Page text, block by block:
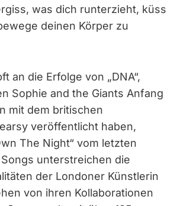
was dich runterzieht, küss
deinen Körper zu
an die Erfolge von „DNA“,
Sophie and the Giants Anfang
mit dem britischen
veröffentlicht haben,
The Night“ vom letzten
unterstreichen die
der Londoner Künstlerin
von ihren Kollaborationen